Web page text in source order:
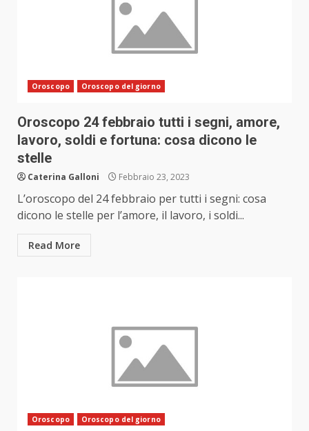
Oroscopo Oroscopo del giorno
Oroscopo 24 febbraio tutti i segni, amore,
lavoro, soldi e fortuna: cosa dicono le
stelle
Caterina Galloni Febbraio 23, 2023
L’oroscopo del 24 febbraio per tutti i segni: cosa
dicono le stelle per l’amore, il lavoro, i soldi...
Read More
Oroscopo Oroscopo del giorno